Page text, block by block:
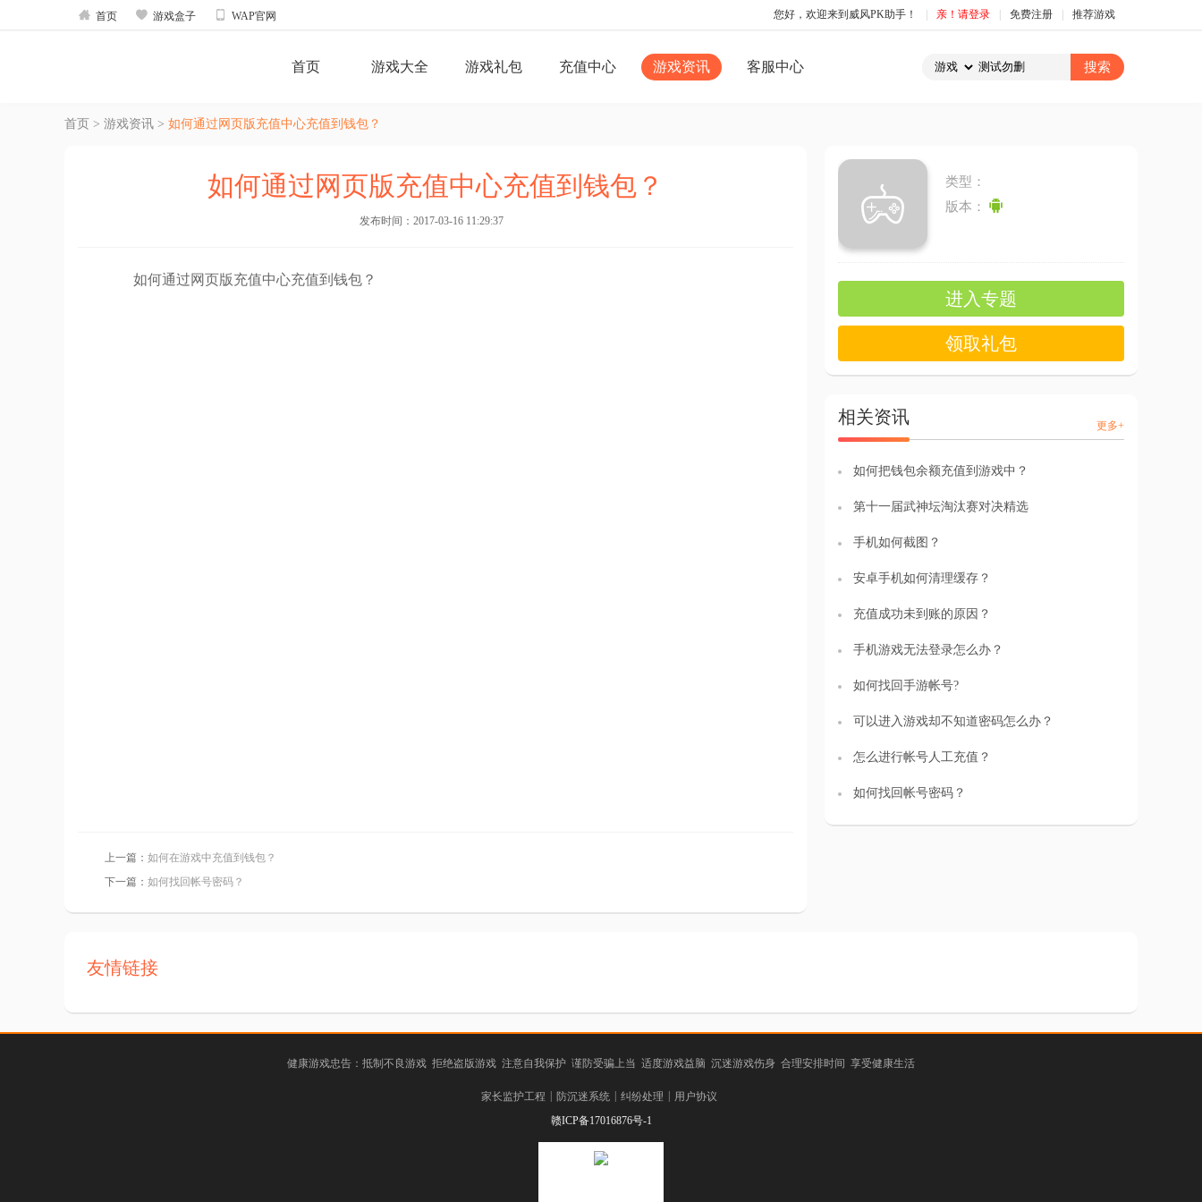
 首页  游戏盒子  WAP官网 您好，欢迎来到威风PK助手！ 亲！请登录 免费注册 推荐游戏
首页 游戏大全 游戏礼包 充值中心 游戏资讯 客服中心
首页 > 游戏资讯 > 如何通过网页版充值中心充值到钱包？
如何通过网页版充值中心充值到钱包？
发布时间：2017-03-16 11:29:37
如何通过网页版充值中心充值到钱包？
上一篇： 如何在游戏中充值到钱包？
下一篇： 如何找回帐号密码？
类型：
版本：
进入专题
领取礼包
相关资讯 更多+
如何把钱包余额充值到游戏中？
第十一届武神坛淘汰赛对决精选
手机如何截图？
安卓手机如何清理缓存？
充值成功未到账的原因？
手机游戏无法登录怎么办？
如何找回手游帐号?
可以进入游戏却不知道密码怎么办？
怎么进行帐号人工充值？
如何找回帐号密码？
友情链接
健康游戏忠告：抵制不良游戏 拒绝盗版游戏 注意自我保护 谨防受骗上当 适度游戏益脑 沉迷游戏伤身 合理安排时间 享受健康生活
家长监护工程 防沉迷系统 纠纷处理
用户协议
赣ICP备17016876号-1